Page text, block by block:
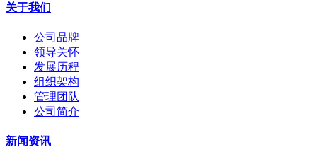
关于我们
公司品牌
领导关怀
发展历程
组织架构
管理团队
公司简介
新闻资讯